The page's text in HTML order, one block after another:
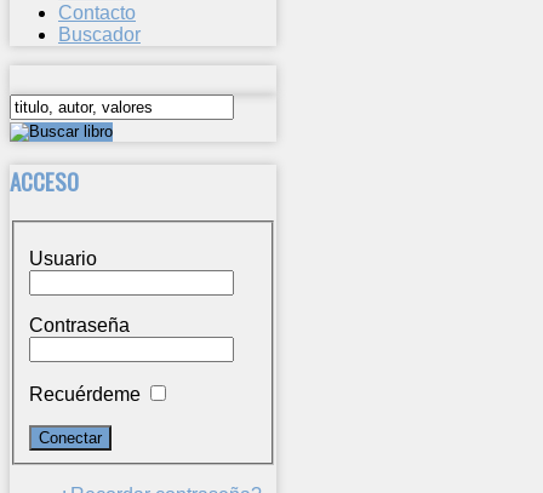
Contacto
Buscador
ACCESO
Usuario
Contraseña
Recuérdeme